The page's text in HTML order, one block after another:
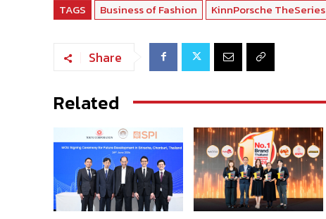
TAGS Business of Fashion KinnPorsche TheSeries
Share
Related